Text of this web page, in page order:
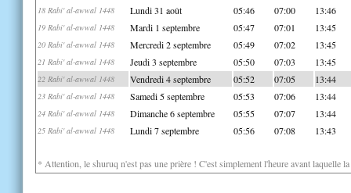
18 Rabi' al-awwal 1448 Lundi 31 août 05:46 07:00 13:46
19 Rabi' al-awwal 1448 Mardi 1 septembre 05:47 07:01 13:45
20 Rabi' al-awwal 1448 Mercredi 2 septembre 05:49 07:02 13:45
21 Rabi' al-awwal 1448 Jeudi 3 septembre 05:50 07:03 13:45
22 Rabi' al-awwal 1448 Vendredi 4 septembre 05:52 07:05 13:44
23 Rabi' al-awwal 1448 Samedi 5 septembre 05:53 07:06 13:44
24 Rabi' al-awwal 1448 Dimanche 6 septembre 05:55 07:07 13:44
25 Rabi' al-awwal 1448 Lundi 7 septembre 05:56 07:08 13:43
* Attention, le shuruq n'est pas une prière ! C'est simplement l'heure avant laquelle